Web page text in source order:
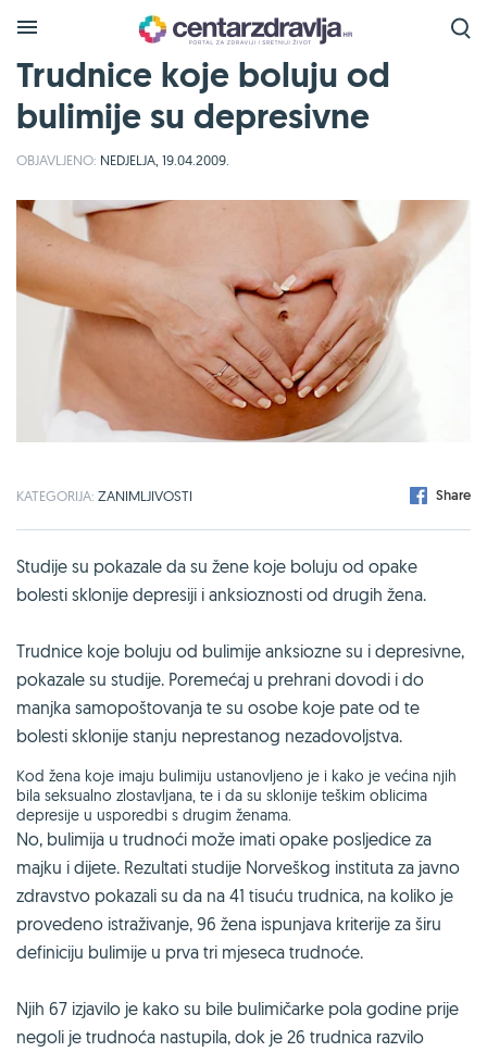
Trudnice koje boluju od
bulimije su depresivne
OBJAVLJENO: NEDJELJA, 19.04.2009.
KATEGORIJA: ZANIMLJIVOSTI Share
Studije su pokazale da su žene koje boluju od opake
bolesti sklonije depresiji i anksioznosti od drugih žena.
Trudnice koje boluju od bulimije anksiozne su i depresivne,
pokazale su studije. Poremećaj u prehrani dovodi i do
manjka samopoštovanja te su osobe koje pate od te
bolesti sklonije stanju neprestanog nezadovoljstva.
Kod žena koje imaju bulimiju ustanovljeno je i kako je većina njih
bila seksualno zlostavljana, te i da su sklonije teškim oblicima
depresije u usporedbi s drugim ženama.
No, bulimija u trudnoći može imati opake posljedice za
majku i dijete. Rezultati studije Norveškog instituta za javno
zdravstvo pokazali su da na 41 tisuću trudnica, na koliko je
provedeno istraživanje, 96 žena ispunjava kriterije za širu
definiciju bulimije u prva tri mjeseca trudnoće.
Njih 67 izjavilo je kako su bile bulimičarke pola godine prije
negoli je trudnoća nastupila, dok je 26 trudnica razvilo